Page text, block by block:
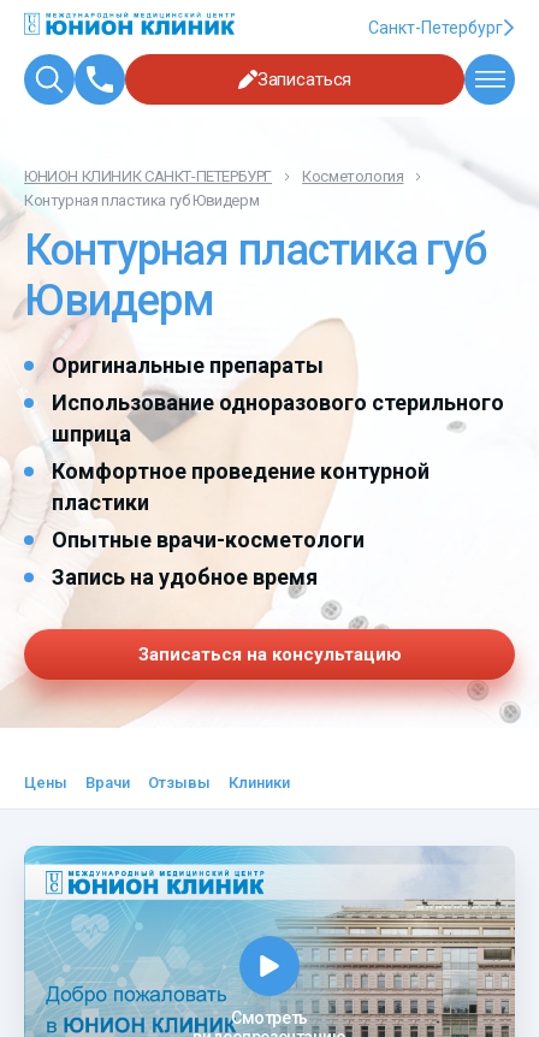
Санкт-Петербург
Записаться
ЮНИОН КЛИНИК САНКТ-ПЕТЕРБУРГ
Косметология
Контурная пластика губ Ювидерм
Контурная пластика губ
Ювидерм
Оригинальные препараты
Использование одноразового стерильного
шприца
Комфортное проведение контурной
пластики
Опытные врачи-косметологи
Запись на удобное время
Записаться на консультацию
Цены Врачи Отзывы Клиники
Смотреть